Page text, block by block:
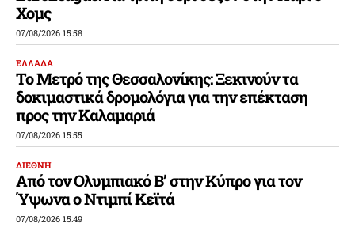
Χομς
07/08/2026 15:58
ΕΛΛΑΔΑ
Το Μετρό της Θεσσαλονίκης: Ξεκινούν τα
δοκιμαστικά δρομολόγια για την επέκταση
προς την Καλαμαριά
07/08/2026 15:55
ΔΙΕΘΝΗ
Από τον Ολυμπιακό Β’ στην Κύπρο για τον
Ύψωνα ο Ντιμπί Κεϊτά
07/08/2026 15:49